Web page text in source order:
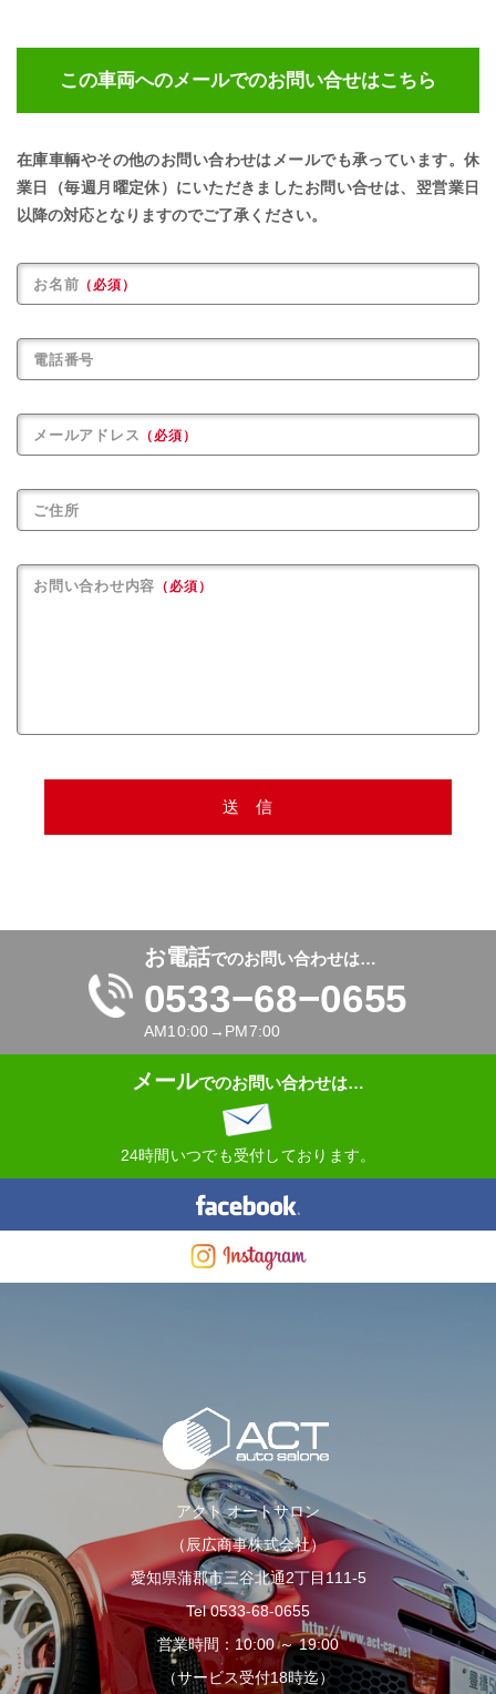
この車両へのメールでのお問い合せはこちら
在庫車輌やその他のお問い合わせはメールでも承っています。 休
業日（毎週月曜定休）にいただきましたお問い合せは、 翌営業日
以降の対応となりますのでご了承ください。
お名前 （必須）
電話番号
メールアドレス （必須）
ご住所
お問い合わせ内容 （必須）
お電話でのお問い合わせは…
0533−68−0655
AM10:00→PM7:00
メールでのお問い合わせは…
24時間いつでも受付しております。
アクト オートサロン
（辰広商事株式会社）
愛知県蒲郡市三谷北通2丁目111-5
Tel 0533-68-0655
営業時間：10:00 ～ 19:00
（サービス受付18時迄）